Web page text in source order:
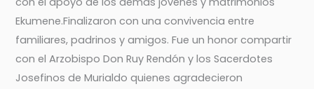
Ekumene.Finalizaron con una convivencia entre
familiares, padrinos y amigos. Fue un honor compartir
con el Arzobispo Don Ruy Rendón y los Sacerdotes
Josefinos de Murialdo quienes agradecieron